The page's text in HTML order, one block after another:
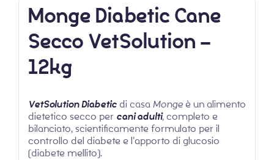
Monge Diabetic Cane
Secco VetSolution –
12kg
VetSolution Diabeticdi casaMongeè un alimento
dietetico secco per cani adulti, completo e
bilanciato, scientificamente formulato per il
controllo del diabete e l’apporto di glucosio
(diabete mellito).